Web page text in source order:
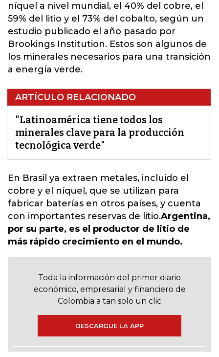
níquel a nivel mundial, el 40% del cobre, el
59% del litio y el 73% del cobalto, según un
estudio publicado el año pasado por
Brookings Institution. Estos son algunos de
los minerales necesarios para una transición
a energía verde.
ARTÍCULO RELACIONADO
"Latinoamérica tiene todos los
minerales clave para la producción
tecnológica verde"
En Brasil ya extraen metales, incluido el
cobre y el níquel, que se utilizan para
fabricar baterías en otros países, y cuenta
con importantes reservas de litio.Argentina,
por su parte, es el productor de litio de
más rápido crecimiento en el mundo.
Toda la información del primer diario
económico, empresarial y financiero de
Colombia a tan solo un clic
DESCARGUE LA APP